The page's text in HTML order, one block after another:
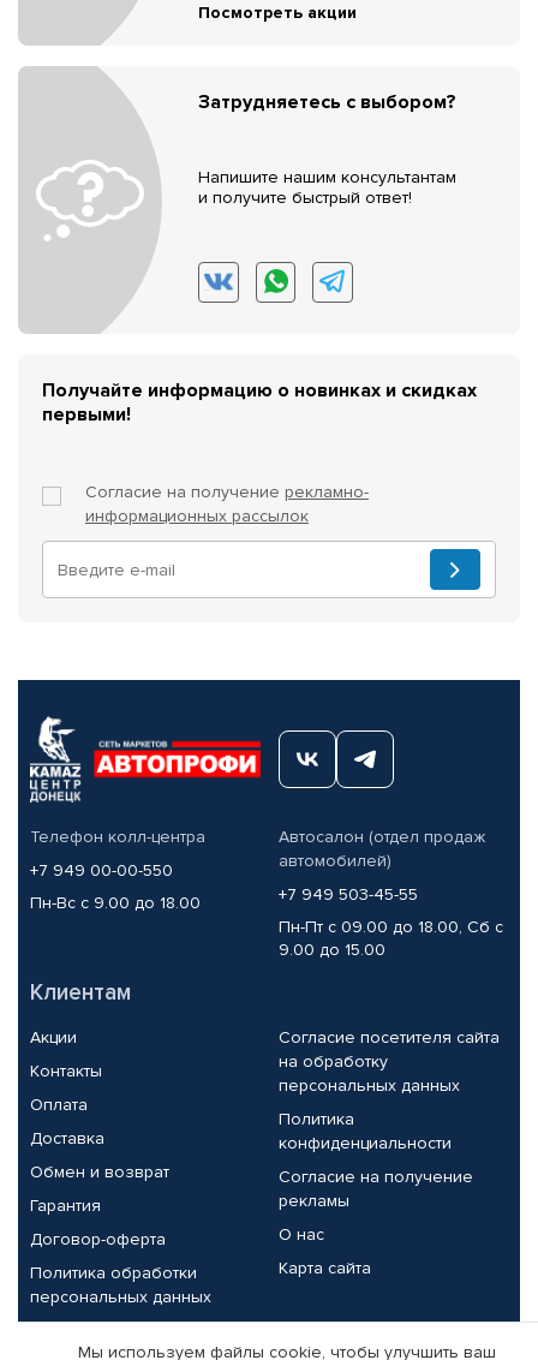
Посмотреть акции
Затрудняетесь с выбором?
Напишите нашим консультантам
и получите быстрый ответ!
Получайте информацию о новинках и скидках
первыми!
Согласие на получение рекламно-
информационных рассылок
Телефон колл-центра
+7 949 00-00-550
Пн-Вс с 9.00 до 18.00
Автосалон (отдел продаж
автомобилей)
+7 949 503-45-55
Пн-Пт с 09.00 до 18.00, Сб с
9.00 до 15.00
Клиентам
Акции
Контакты
Оплата
Доставка
Обмен и возврат
Гарантия
Договор-оферта
Политика обработки
персональных данных
Согласие посетителя сайта
на обработку
персональных данных
Политика
конфиденциальности
Согласие на получение
рекламы
О нас
Карта сайта
Партнерам
Мы используем файлы cookie, чтобы улучшить ваш